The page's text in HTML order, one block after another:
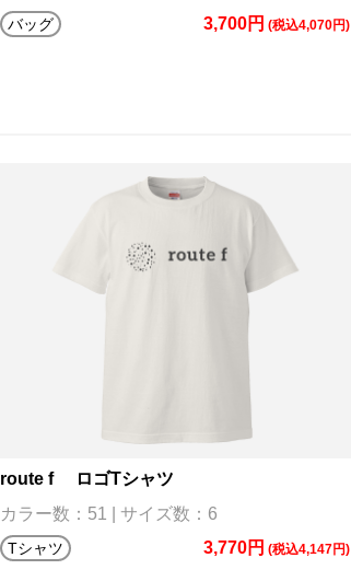
バッグ 3,700円 (税込4,070円)
route f ロゴTシャツ
カラー数：51 | サイズ数：6
Tシャツ 3,770円 (税込4,147円)